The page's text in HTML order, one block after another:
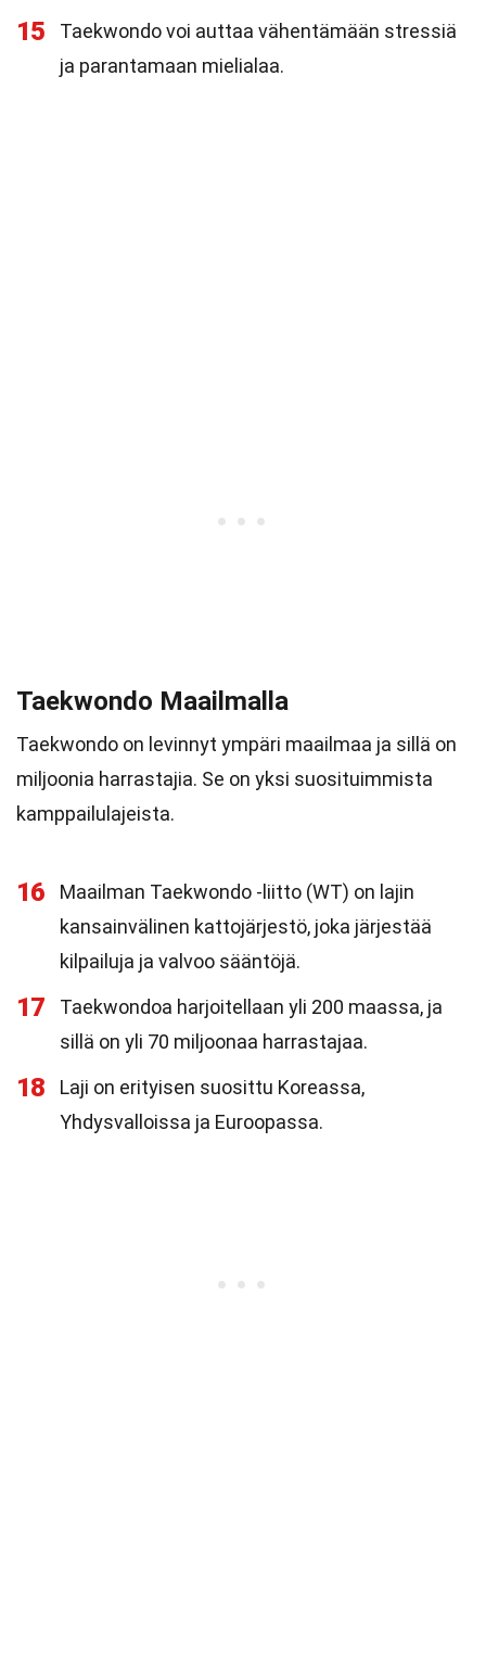
15
Taekwondo voi auttaa vähentämään stressiä
ja parantamaan mielialaa.
Taekwondo Maailmalla
Taekwondo on levinnyt ympäri maailmaa ja sillä on
miljoonia harrastajia. Se on yksi suosituimmista
kamppailulajeista.
16
Maailman Taekwondo -liitto (WT) on lajin
kansainvälinen kattojärjestö, joka järjestää
kilpailuja ja valvoo sääntöjä.
17
Taekwondoa harjoitellaan yli 200 maassa, ja
sillä on yli 70 miljoonaa harrastajaa.
18
Laji on erityisen suosittu Koreassa,
Yhdysvalloissa ja Euroopassa.